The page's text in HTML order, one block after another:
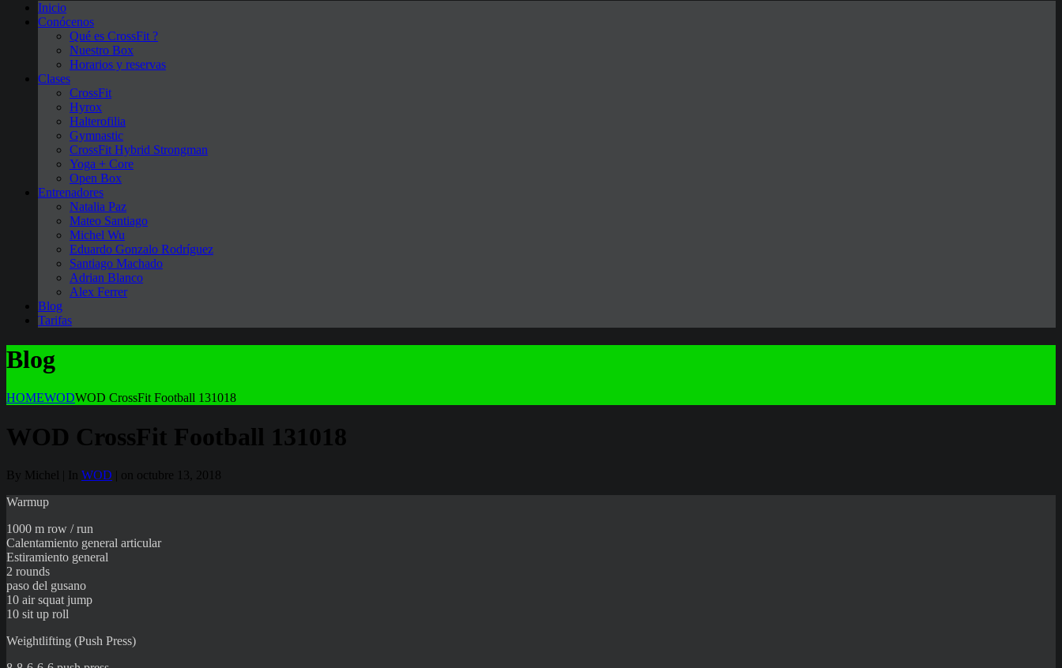
Inicio
Conócenos
Qué es CrossFit ?
Nuestro Box
Horarios y reservas
Clases
CrossFit
Hyrox
Halterofilia
Gymnastic
CrossFit Hybrid Strongman
Yoga + Core
Open Box
Entrenadores
Natalia Paz
Mateo Santiago
Michel Wu
Eduardo Gonzalo Rodríguez
Santiago Machado
Adrian Blanco
Alex Ferrer
Blog
Tarifas
Blog
HOMEWODWOD CrossFit Football 131018
WOD CrossFit Football 131018
By Michel | In WOD | on octubre 13, 2018
Warmup
1000 m row / run
Calentamiento general articular
Estiramiento general
2 rounds
paso del gusano
10 air squat jump
10 sit up roll
Weightlifting (Push Press)